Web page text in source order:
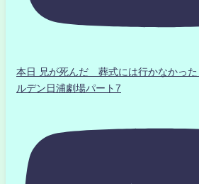
本日 兄が死んだ 葬式には行かなかっ
ルデン日浦劇場パート7